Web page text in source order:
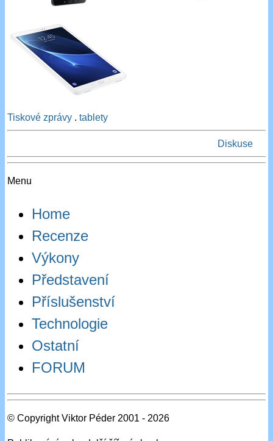
Tiskové zprávy .tablety
Diskuse
Menu
Home
Recenze
Výkony
Představení
Příslušenství
Technologie
Ostatní
FORUM
© Copyright Viktor Péder 2001 - 2026